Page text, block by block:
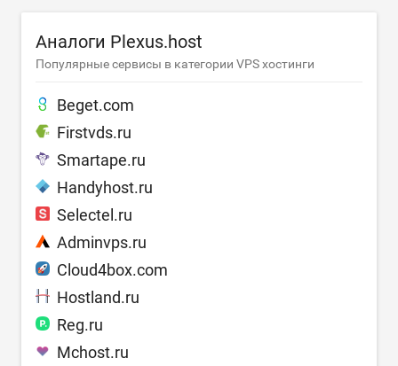
Аналоги Plexus.host
Популярные сервисы в категории VPS хостинги
Beget.com
Firstvds.ru
Smartape.ru
Handyhost.ru
Selectel.ru
Adminvps.ru
Cloud4box.com
Hostland.ru
Reg.ru
Mchost.ru